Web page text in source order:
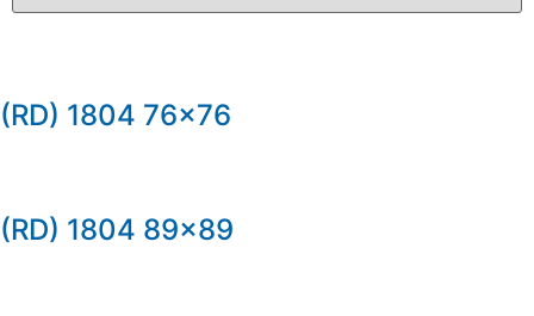
(RD) 1804 76×76
(RD) 1804 89×89